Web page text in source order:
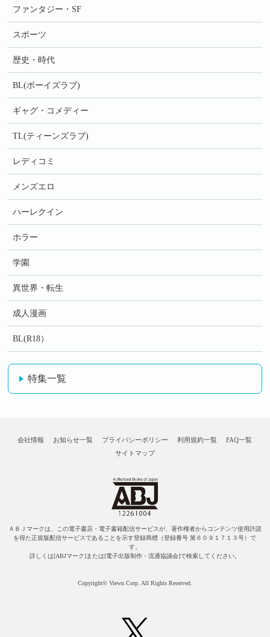
ファンタジー・SF
スポーツ
歴史・時代
BL(ボーイズラブ)
ギャグ・コメディー
TL(ティーンズラブ)
レディコミ
メンズエロ
ハーレクイン
ホラー
学園
異世界・転生
成人漫画
BL(R18）
特集一覧
会社情報 お知らせ一覧 プライバシーポリシー 利用規約一覧
FAQ一覧
サイトマップ
ＡＢＪマークは、この電子書店・電子書籍配信サービスが、著作権者からコンテンツ使用許諾
を得た正規版配信サービスであることを示す登録商標（登録番号 第６０９１７１３号）で
す。
詳しくは[ABJマーク]または[電子出版制作・流通協議会]で検索してください。
Copyright© Viewn Corp. All Rights Reserved.